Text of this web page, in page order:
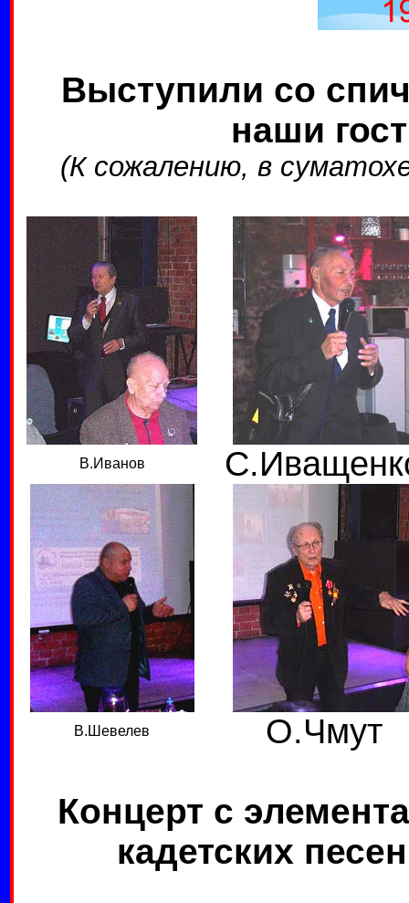
Выступили со
наши
(К сожалению, в
В.Иванов
В.Шевелев О.Чмут
Концерт с
кадетских